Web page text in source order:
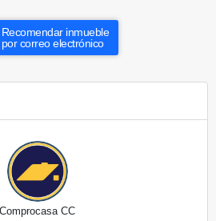
Recomendar inmueble
por correo electrónico
Comprocasa CC